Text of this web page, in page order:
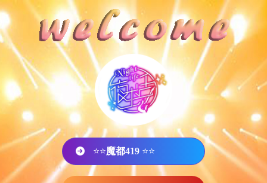
⭐⭐魔都419 ⭐⭐